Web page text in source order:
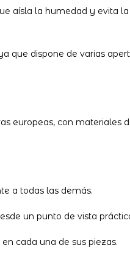
aísla la humedad y evita
dispone de varias
europeas, con materiales
a todas las demás.
un punto de vista
cada una de sus piezas.